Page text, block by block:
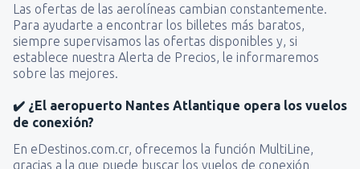
Las ofertas de las aerolíneas cambian constantemente.
Para ayudarte a encontrar los billetes más baratos,
siempre supervisamos las ofertas disponibles y, si
establece nuestra Alerta de Precios, le informaremos
sobre las mejores.
✔️ ¿El aeropuerto Nantes Atlantique opera los vuelos
de conexión?
En eDestinos.com.cr, ofrecemos la función MultiLine,
gracias a la que puede buscar los vuelos de conexión